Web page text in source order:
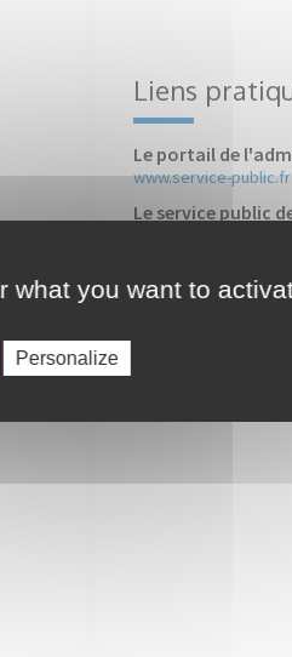
Liens
Le portail de
www.service-public.fr
Le service public
www.immonot.com
Le portail de la
Le site de la
www.chambre-
what you want to
Personalize